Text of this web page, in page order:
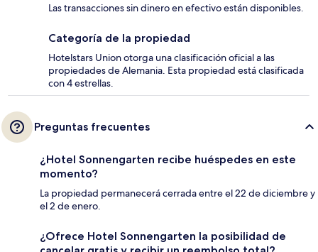
Las transacciones sin dinero en efectivo están disponibles.
Categoría de la propiedad
Hotelstars Union otorga una clasificación oficial a las
propiedades de Alemania. Esta propiedad está clasificada
con 4 estrellas.
Preguntas frecuentes
¿Hotel Sonnengarten recibe huéspedes en este
momento?
La propiedad permanecerá cerrada entre el 22 de diciembre y
el 2 de enero.
¿Ofrece Hotel Sonnengarten la posibilidad de